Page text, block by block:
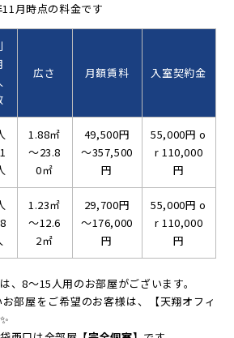
月時点の料金です
広さ 月額賃料 入室契約金
1.88㎡
～23.8
0㎡
49,500円
～357,500
円
55,000円 o
r 110,000
円
1.23㎡
～12.6
2㎡
29,700円
～176,000
円
55,000円 o
r 110,000
円
は、8～15人用のお部屋がございます。
部屋をご希望のお客様は、【天翔オフィ